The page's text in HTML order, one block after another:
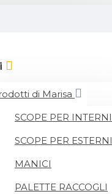
di Marisa
SCOPE PER INTERNI
SCOPE PER ESTERNI
MANICI
PALETTE RACCOGLI